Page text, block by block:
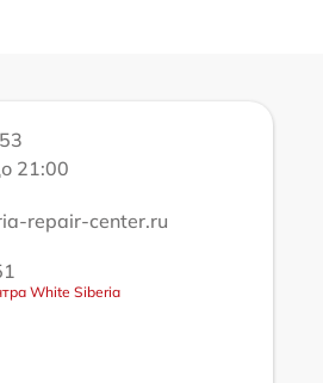
21:00
repair-center.ru
White Siberia